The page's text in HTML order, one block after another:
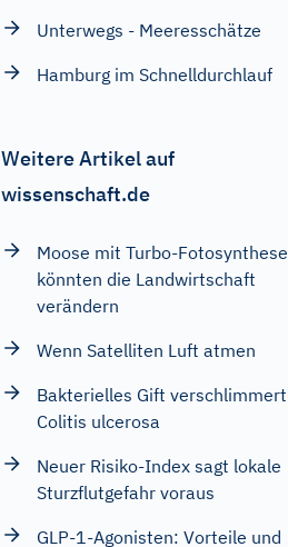
Unterwegs - Meeresschätze
Hamburg im Schnelldurchlauf
Weitere Artikel auf
wissenschaft.de
Moose mit Turbo-Fotosynthese
könnten die Landwirtschaft
verändern
Wenn Satelliten Luft atmen
Bakterielles Gift verschlimmert
Colitis ulcerosa
Neuer Risiko-Index sagt lokale
Sturzflutgefahr voraus
GLP-1-Agonisten: Vorteile und